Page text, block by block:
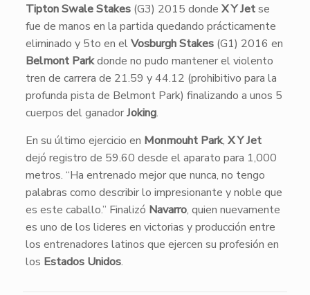
Tipton Swale Stakes(G3) 2015 donde X Y Jetse
fue de manos en la partida quedando prácticamente
eliminado y 5to en elVosburgh Stakes(G1) 2016 en
Belmont Parkdonde no pudo mantener el violento
tren de carrera de 21.59 y 44.12 (prohibitivo para la
profunda pista de Belmont Park) finalizando a unos 5
cuerpos del ganadorJoking.
En su último ejercicio en Monmouht Park, X Y Jet
dejó registro de 59.60 desde el aparato para 1,000
metros. “Ha entrenado mejor que nunca, no tengo
palabras como describir lo impresionante y noble que
es este caballo.” Finalizó Navarro, quien nuevamente
es uno de los lideres en victorias y producción entre
los entrenadores latinos que ejercen su profesión en
los Estados Unidos.